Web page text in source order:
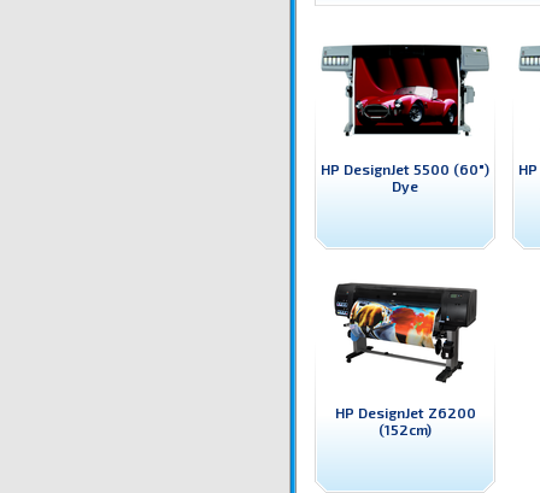
HP DesignJet 5500 (60")
Dye
HP DesignJet Z6200
(152cm)